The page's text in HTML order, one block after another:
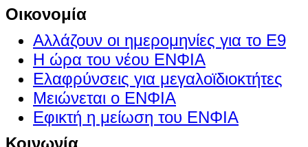
Οικονομία
Αλλάζουν οι ημερομηνίες για το Ε9
Η ώρα του νέου ΕΝΦΙΑ
Ελαφρύνσεις για μεγαλοϊδιοκτήτες
Μειώνεται ο ΕΝΦΙΑ
Εφικτή η μείωση του ΕΝΦΙΑ
Κοινωνία